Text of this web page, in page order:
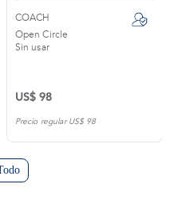
COACH
Open Circle
Sin usar
US$ 98
Precio regular US$ 98